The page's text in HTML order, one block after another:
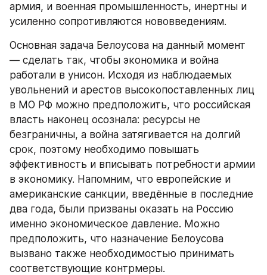
армия, и военная промышленность, инертны и
усиленно сопротивляются нововведениям.
Основная задача Белоусова на данный момент
— сделать так, чтобы экономика и война
работали в унисон. Исходя из наблюдаемых
увольнений и арестов высокопоставленных лиц
в МО РФ можно предположить, что российская
власть наконец осознала: ресурсы не
безграничны, а война затягивается на долгий
срок, поэтому необходимо повышать
эффективность и вписывать потребности армии
в экономику. Напомним, что европейские и
американские санкции, введённые в последние
два года, были призваны оказать на Россию
именно экономическое давление. Можно
предположить, что назначение Белоусова
вызвано также необходимостью принимать
соответствующие контрмеры.